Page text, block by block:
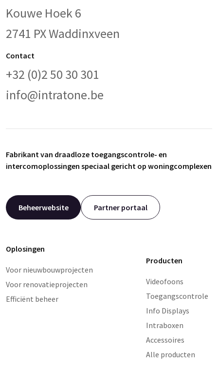
Kouwe Hoek 6
2741 PX Waddinxveen
Contact
+32 (0)2 50 30 301
info@intratone.be
Fabrikant van draadloze toegangscontrole- en
intercomoplossingen speciaal gericht op woningcomplexen
Beheerwebsite Partner portaal
Oplosingen
Voor nieuwbouwprojecten
Voor renovatieprojecten
Efficiënt beheer
Producten
Videofoons
Toegangscontrole
Info Displays
Intraboxen
Accessoires
Alle producten